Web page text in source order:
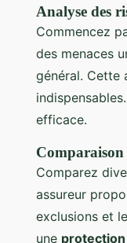
Analyse des
Commencez
des menaces
général. Cette
indispensables.
efficace.
Comparaison
Comparez
assureur
exclusions et
une